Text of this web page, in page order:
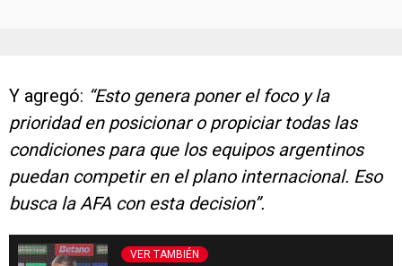
Y agregó: “Esto genera poner el foco y la
prioridad en posicionar o propiciar todas las
condiciones para que los equipos argentinos
puedan competir en el plano internacional. Eso
busca la AFA con esta decision”.
VER TAMBIÉN